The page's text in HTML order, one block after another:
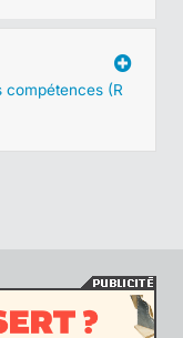
compétences (R